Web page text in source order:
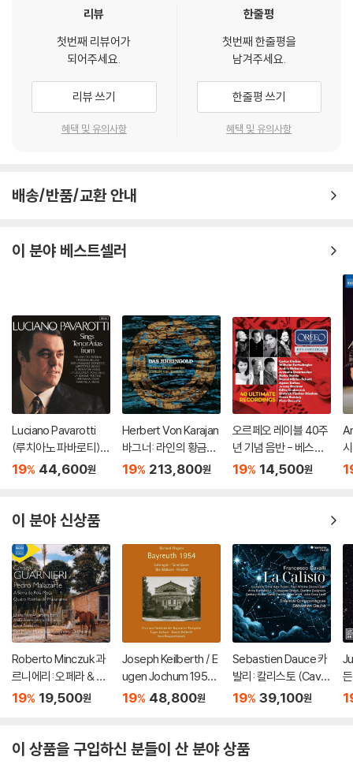
리뷰
첫번째 리뷰어가
되어주세요.
리뷰 쓰기
혜택 및 유의사항
한줄평
첫번째 한줄평을
남겨주세요.
한줄평 쓰기
혜택 및 유의사항
배송/반품/교환 안내
이 분야 베스트셀러
Luciano Pavarotti
(루치아노 파바로티) -
이탈리아 오페라 리마
P]
19% 44,600원
Herbert Von Karajan
바그너: 라인의 황금
(Wagner: Das Rhein
19% 213,800원
오르페오 레이블 40주
년 기념 음반 - 베스트
녹음 40 (ORFEO 40t
19% 14,500원
이 분야 신상품
Roberto Minczuk 과
르니에리: 오페라 & 관
현악 작품집 (Guarnier
19% 19,500원
Joseph Keilberth / E
ugen Jochum 1954
년 바이로이트 페스티
19% 48,800원
Sebastien Dauce 카
발리: 칼리스토 (Cavall
i: La Calisto)
19% 39,100원
이 상품을 구입하신 분들이 산 분야 상품